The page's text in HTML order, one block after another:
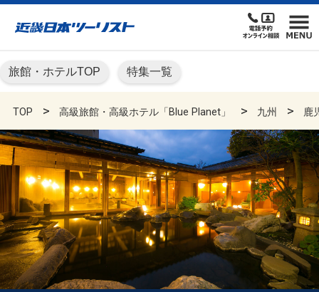
旅館・ホテルTOP 特集一覧
TOP 高級旅館・高級ホテル「Blue Planet」 九州 鹿